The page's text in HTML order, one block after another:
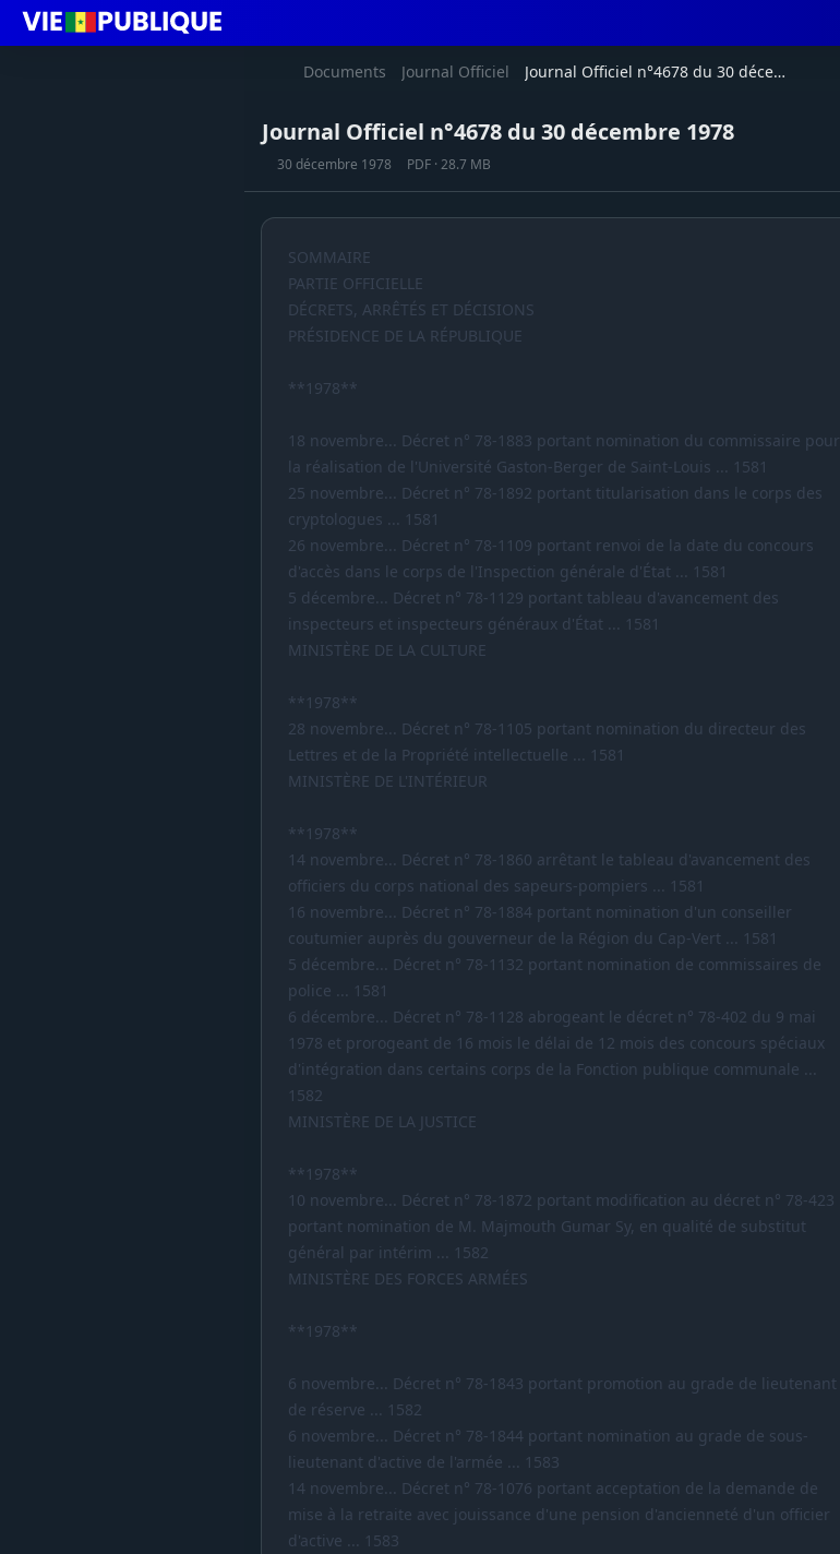
Documents Journal Officiel Journal Officiel n°4678 du 30 décembre 1978
Journal Officiel n°4678 du 30 décembre 1978
30 décembre 1978 PDF · 28.7 MB
SOMMAIRE
PARTIE OFFICIELLE
DÉCRETS, ARRÊTÉS ET DÉCISIONS
PRÉSIDENCE DE LA RÉPUBLIQUE
**1978**
18 novembre... Décret n° 78-1883 portant nomination du commissaire pour
la réalisation de l'Université Gaston-Berger de Saint-Louis ... 1581
25 novembre... Décret n° 78-1892 portant titularisation dans le corps des
cryptologues ... 1581
26 novembre... Décret n° 78-1109 portant renvoi de la date du concours
d'accès dans le corps de l'Inspection générale d'État ... 1581
5 décembre... Décret n° 78-1129 portant tableau d'avancement des
inspecteurs et inspecteurs généraux d'État ... 1581
MINISTÈRE DE LA CULTURE
**1978**
28 novembre... Décret n° 78-1105 portant nomination du directeur des
Lettres et de la Propriété intellectuelle ... 1581
MINISTÈRE DE L'INTÉRIEUR
**1978**
14 novembre... Décret n° 78-1860 arrêtant le tableau d'avancement des
officiers du corps national des sapeurs-pompiers ... 1581
16 novembre... Décret n° 78-1884 portant nomination d'un conseiller
coutumier auprès du gouverneur de la Région du Cap-Vert ... 1581
5 décembre... Décret n° 78-1132 portant nomination de commissaires de
police ... 1581
6 décembre... Décret n° 78-1128 abrogeant le décret n° 78-402 du 9 mai
1978 et prorogeant de 16 mois le délai de 12 mois des concours spéciaux
d'intégration dans certains corps de la Fonction publique communale ...
1582
MINISTÈRE DE LA JUSTICE
**1978**
10 novembre... Décret n° 78-1872 portant modification au décret n° 78-423
portant nomination de M. Majmouth Gumar Sy, en qualité de substitut
général par intérim ... 1582
MINISTÈRE DES FORCES ARMÉES
**1978**
6 novembre... Décret n° 78-1843 portant promotion au grade de lieutenant
de réserve ... 1582
6 novembre... Décret n° 78-1844 portant nomination au grade de sous-
lieutenant d'active de l'armée ... 1583
14 novembre... Décret n° 78-1076 portant acceptation de la demande de
mise à la retraite avec jouissance d'une pension d'ancienneté d'un officier
d'active ... 1583